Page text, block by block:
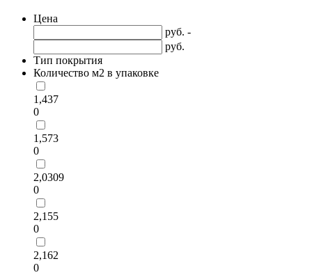
Цена
руб. -
руб.
Тип покрытия
Количество м2 в упаковке
1,437
0
1,573
0
2,0309
0
2,155
0
2,162
0